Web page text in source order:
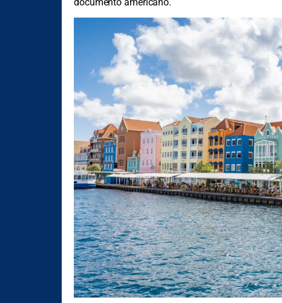
documento americano.